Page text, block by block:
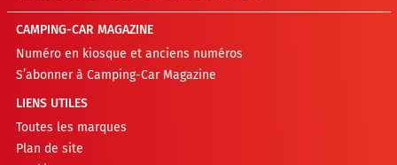
CAMPING-CAR MAGAZINE
Numéro en kiosque et anciens numéros
S’abonner à Camping-Car Magazine
LIENS UTILES
Toutes les marques
Plan de site